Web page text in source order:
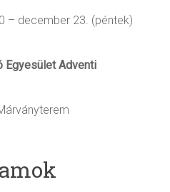
– december 23. (péntek)
Egyesület Adventi